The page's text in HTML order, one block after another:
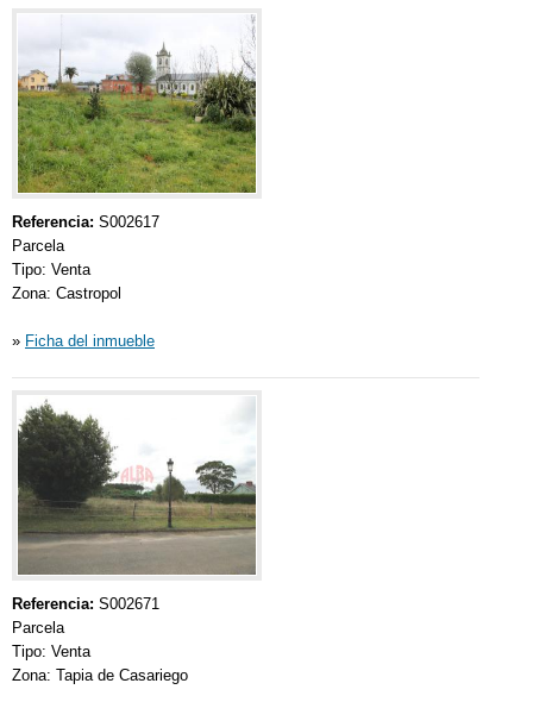
Referencia: S002617
Parcela
Tipo: Venta
Zona: Castropol
» Ficha del inmueble
Referencia: S002671
Parcela
Tipo: Venta
Zona: Tapia de Casariego